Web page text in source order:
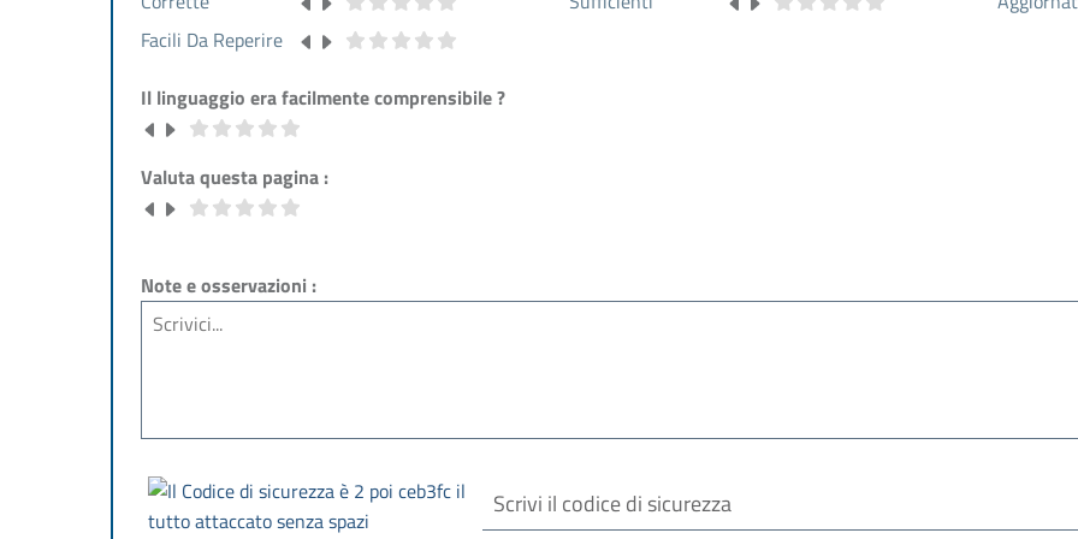
Facili Da Reperire
Il linguaggio era facilmente comprensibile ?
Valuta questa pagina :
Note e osservazioni :